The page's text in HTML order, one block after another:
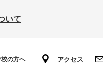
いて
の方へ アクセス